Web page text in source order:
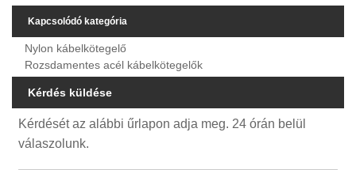
Kapcsolódó kategória
Nylon kábelkötegelő
Rozsdamentes acél kábelkötegelők
Kérdés küldése
Kérdését az alábbi űrlapon adja meg. 24 órán belül
válaszolunk.